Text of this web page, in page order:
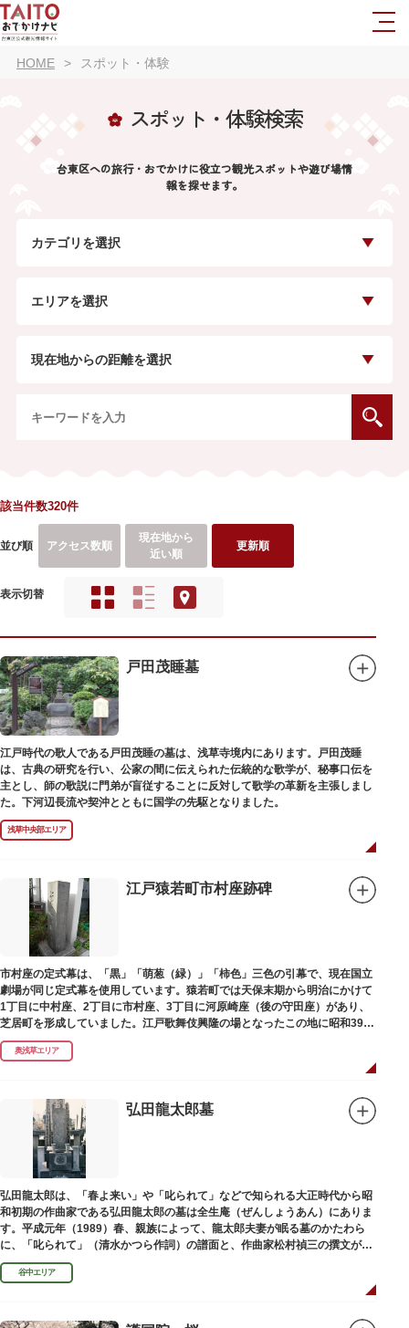
HOME スポット・体験
スポット・体験検索
台東区への旅行・おでかけに役立つ観光スポットや遊び場情
報を探せます。
カテゴリを選択
エリアを選択
現在地からの距離を選択
該当件数320件
並び順 アクセス数順
現在地から
近い順
更新順
表示切替
戸田茂睡墓
江戸時代の歌人である戸田茂睡の墓は、浅草寺境内にあります。戸田茂睡
は、古典の研究を行い、公家の間に伝えられた伝統的な歌学が、秘事口伝を
主とし、師の歌説に門弟が盲従することに反対して歌学の革新を主張しまし
た。下河辺長流や契沖とともに国学の先駆となりました。
浅草中央部エリア
江戸猿若町市村座跡碑
市村座の定式幕は、「黒」「萌葱（緑）」「柿色」三色の引幕で、現在国立
劇場が同じ定式幕を使用しています。猿若町では天保末期から明治にかけて
1丁目に中村座、2丁目に市村座、3丁目に河原崎座（後の守田座）があり、
芝居町を形成していました。江戸歌舞伎興隆の場となったこの地に昭和39年
（1964）に跡碑が建てられました。
奥浅草エリア
弘田龍太郎墓
弘田龍太郎は、「春よ来い」や「叱られて」などで知られる大正時代から昭
和初期の作曲家である弘田龍太郎の墓は全生庵（ぜんしょうあん）にありま
す。平成元年（1989）春、親族によって、龍太郎夫妻が眠る墓のかたわら
に、「叱られて」（清水かつら作詞）の譜面と、作曲家松村禎三の撰文が浮
き彫りされる碑が建立されました。
谷中エリア